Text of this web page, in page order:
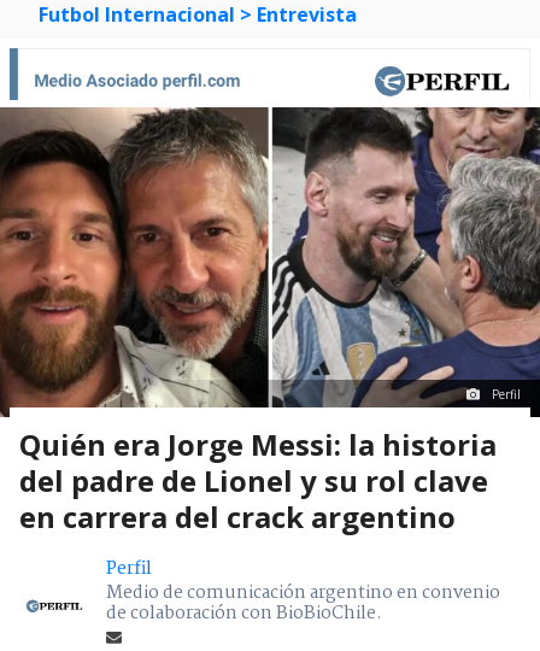
Futbol Internacional > Entrevista
Perfil
Quién era Jorge Messi: la historia
del padre de Lionel y su rol clave
en carrera del crack argentino
Perfil
Medio de comunicación argentino en convenio
de colaboración con BioBioChile.